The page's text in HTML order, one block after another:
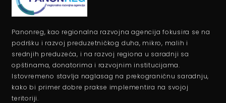
Panonreg, kao regionalna razvojna agencija fokusira se na
podršku i razvoj preduzetničkog duha, mikro, malih i
srednjih preduzeća, i na razvoj regiona u saradnji sa
opštinama, donatorima i razvojnim institucijama.
Istovremeno stavlja naglasag na prekograničnu saradnju,
kako bi primer dobre prakse implementira na svojoj
teritoriji.